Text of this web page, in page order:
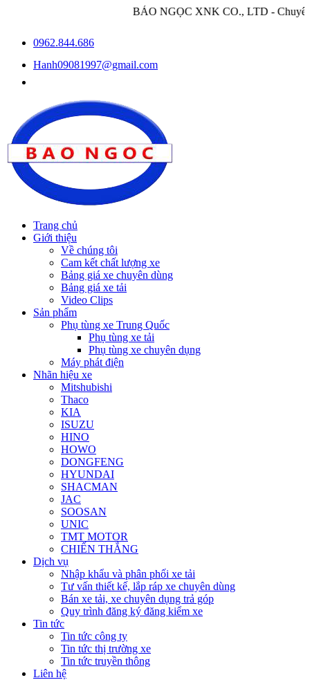
BẢO NGỌC XNK CO., LTD - Chuyên nhập
0962.844.686
Hanh09081997@gmail.com
Trang chủ
Giới thiệu
Về chúng tôi
Cam kết chất lượng xe
Bảng giá xe chuyên dùng
Bảng giá xe tải
Video Clips
Sản phẩm
Phụ tùng xe Trung Quốc
Phụ tùng xe tải
Phụ tùng xe chuyên dụng
Máy phát điện
Nhãn hiệu xe
Mitshubishi
Thaco
KIA
ISUZU
HINO
HOWO
DONGFENG
HYUNDAI
SHACMAN
JAC
SOOSAN
UNIC
TMT MOTOR
CHIẾN THẮNG
Dịch vụ
Nhập khẩu và phân phối xe tải
Tư vấn thiết kế, lắp ráp xe chuyên dùng
Bán xe tải, xe chuyên dụng trả góp
Quy trình đăng ký đăng kiểm xe
Tin tức
Tin tức công ty
Tin tức thị trường xe
Tin tức truyền thông
Liên hệ